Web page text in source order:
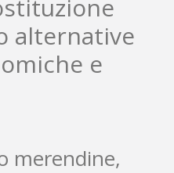
alternative
e
merendine,